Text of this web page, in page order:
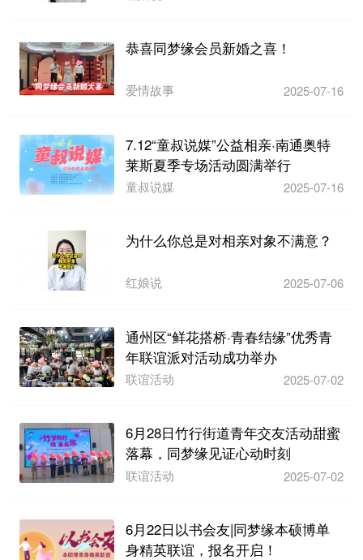
恭喜同梦缘会员新婚之喜！
爱情故事 2025-07-16
7.12“童叔说媒”公益相亲·南通奥特
莱斯夏季专场活动圆满举行
童叔说媒 2025-07-16
为什么你总是对相亲对象不满意？
红娘说 2025-07-06
通州区“鲜花搭桥·青春结缘”优秀青
年联谊派对活动成功举办
联谊活动 2025-07-02
6月28日竹行街道青年交友活动甜蜜
落幕，同梦缘见证心动时刻
联谊活动 2025-07-02
6月22日以书会友|同梦缘本硕博单
身精英联谊，报名开启！